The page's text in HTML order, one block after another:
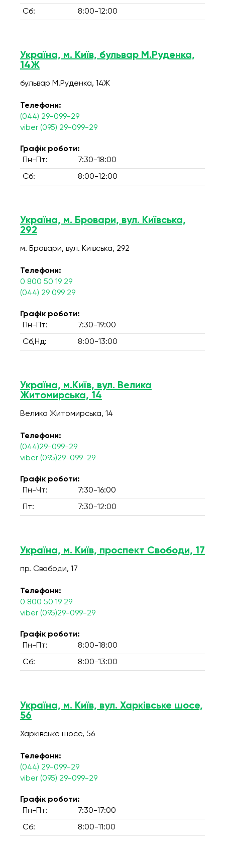
Сб: 8:00-12:00
Україна, м. Київ, бульвар М.Руденка,
14Ж
бульвар М.Руденка, 14Ж
Телефони:
(044) 29-099-29
viber (095) 29-099-29
Графік роботи:
Пн-Пт:
7:30-18:00
Сб: 8:00-12:00
Україна, м. Бровари, вул. Київська,
292
м. Бровари, вул. Київська, 292
Телефони:
0 800 50 19 29
(044) 29 099 29
Графік роботи:
Пн-Пт:
7:30-19:00
Сб,Нд: 8:00-13:00
Україна, м.Київ, вул. Велика
Житомирська, 14
Велика Житомирська, 14
Телефони:
(044)29-099-29
viber (095)29-099-29
Графік роботи:
Пн-Чт:
7:30-16:00
Пт: 7:30-12:00
Україна, м. Київ, проспект Свободи, 17
пр. Свободи, 17
Телефони:
0 800 50 19 29
viber (095)29-099-29
Графік роботи:
Пн-Пт:
8:00-18:00
Сб: 8:00-13:00
Україна, м. Київ, вул. Харківське шосе,
56
Харківське шосе, 56
Телефони:
(044) 29-099-29
viber (095) 29-099-29
Графік роботи:
Пн-Пт:
7:30-17:00
Сб: 8:00-11:00